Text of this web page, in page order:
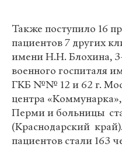
Также поступило 16
пациентов 7 других
имени Н.Н. Блохина,
военного госпиталя
ГКБ №№ 12 и 62 г.
центра
Перми и больницы
(Краснодарский
пациентов стали 163